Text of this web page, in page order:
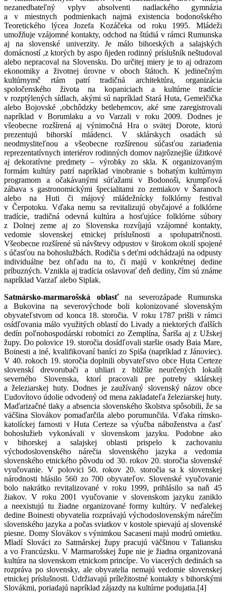
nezanedbateľný vplyv absolventi nadlackého gymnázia
a v miestnych podmienkach najmä existencia bodonošského
Teoretického lýcea Jozefa Kozáčeka od roku 1995. Mládeži
umožňuje vzájomné kontakty, odchod na štúdiá v rámci Rumunska
aj na slovenské univerzity. Je málo bihorských a salajských
domácností,z ktorých by aspo ňjeden rodinný príslušník neštudoval
alebo nepracoval na Slovensku. Do určitej miery je to aj odrazom
ekonomiky a životnej úrovne v oboch štátoch. K jedinečným
kultúrnym
rtám patrí tradičná architektúra, organizácia
spoločenského života na kopaniciach a kultúrne tradície
v rozptýlených sídlach, akými sú napríklad Stará Huta, Gemelčička
alebo Bojovské ,obchôdzky betlehemcov, aké sme zaregistrovali
napríklad v Borumlaku a vo Varzali v roku 2009. Dodnes je
všeobecne rozšírená aj výnimočná Hra o svätej Dorote, ktorú
prezentujú bihorskí mládenci. V sklárskych osadách sú
neodmysliteľnou a všeobecne rozšírenou súčasťou zariadenia
reprezentatívnych interiérov rodinných domov najrôznejšie úžitkové
aj dekoratívne predmety – výrobky zo skla. K organizovaným
formám kultúry patrí napríklad vinobranie s bohatým kultúrnym
programom a očakávanými súťažami v Bodonoši, krumpľová
zábava s gastronomickými špecialitami zo zemiakov v Šaranoch
alebo na Huti či májový mládežnícky folklórny festival
v Čerpotoku. Vďaka nemu sa revitalizujú obyčajové a folklórne
tradície, tradičná odevná kultúra a hosťujúce folklórne súbory
z Dolnej zeme aj zo Slovenska rozvíjajú vzájomné kontakty,
vedomie slovenskej etnickej príslušnosti a spolupatričnosti.
Všeobecne rozšírené sú návštevy odpustov v širokom okolí spojené
s účasťou na bohoslužbách. Rodičia s deťmi odchádzajú na odpusty
individuálne bez ohľadu na to, či majú v konkrétnej dedine
príbuzných. Vznikla aj tradícia oslavovať deň dediny, čím sú známe
napríklad Varzaľ alebo Siplak.
Satmársko-marmarošská oblasťna severozápade Rumunska
a Bukovina na severovýchode boli kolonizované slovenským
obyvateľstvom od konca 18. storočia. V roku 1787 prišli v rámci
osídľovania málo využitých oblastí do Livady a niektorých ďalších
dedín poľnohospodárski robotníci zo Zemplína, Šariša aj z Užskej
župy. Do polovice 19. storočia dosídľovali staršie osady Baia Mare,
Boinesti a iné, kvalifikovaní baníci zo Spiša (napríklad z Jánoviec).
V 40. rokoch 19. storočia doplnili obyvateľstvo obce Huta Certeze
slovenskí drevorubači a uhliari z bližšie neurčených lokalít
severného Slovenska, ktorí pracovali pre potreby sklárskej
a železiarskej huty. Dodnes je zaužívaný slovenský názov obce
Ľudovítovo údolie odvodený od mena zakladateľa železiarskej huty.
Maďarizačné tlaky a absencia slovenského školstva spôsobili, že sa
väčšina Slovákov pomaďarčila alebo porumunčila. Vďaka rímsko-
katolíckej farnosti v Huta Certeze sa výučba náboženstva a časť
bohoslužieb vykonávali v slovenskom jazyku. Podobne ako
v bihorskej a salajskej oblasti prispelo k zachovaniu
východoslovenského nárečia slovenského jazyka a vedomia
slovenského etnického pôvodu od 30. rokov 20. storočia slovenské
vyučovanie. V polovici 50. rokov 20. storočia sa k slovenskej
národnosti hlásilo 560 zo 700 obyvateľov. Slovenské vyučovanie
bolo nakrátko revitalizované v roku 1999, prihlásilo sa naň 45
žiakov. V roku 2001 vyučovanie v slovenskom jazyku zaniklo
a neexistujú tu žiadne organizované formy kultúry. V neďalekej
dedine Boinesti obyvatelia rozprávajú východoslovenským nárečím
slovenského jazyka a počas sviatkov v kostole spievajú aj slovenské
piesne. Domy Slovákov s výnimkou Sacaseni majú modrú omietku.
Mladí Slováci zo Satmárskej župy pracujú väčšinou v Taliansku
a vo Francúzsku. V Marmarošskej župe nie je žiadna organizovaná
kultúra na slovenskom etnickom princípe. Vo viacerých dedinách sa
rozpráva po slovensky, ale obyvatelia nemajú vedomie slovenskej
etnickej príslušnosti. Udržiavajú príležitostné kontakty s bihorskými
Slovákmi, poriadajú napríklad zájazdy na kultúrne podujatia.[4]